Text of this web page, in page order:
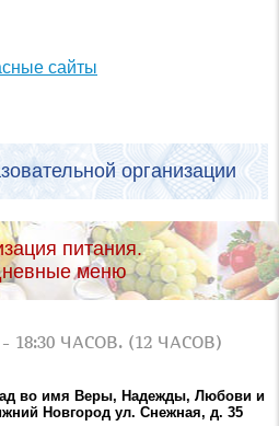
сайты
организации
питания.
меню
18:30 ЧАСОВ. (12 ЧАСОВ)
во имя Веры, Надежды, Любови и
Новгород ул. Снежная, д. 35